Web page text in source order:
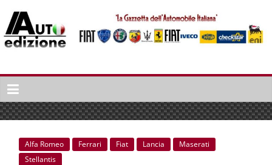
naar
inhoud
Auto
Edizione
La
Gazetta
dell'Automobile
ItalianaAlfa Romeo Ferrari Fiat Lancia
Maserati
Stellantis